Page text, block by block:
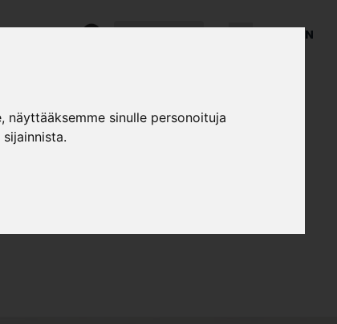
sinulle personoituja
EN
ohjeet Asiakaspalvelu